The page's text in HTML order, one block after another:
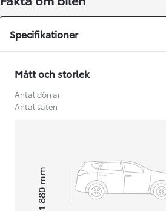
Specifikationer
Mått och storlek
Antal dörrar
Antal säten
Height1 880
mm